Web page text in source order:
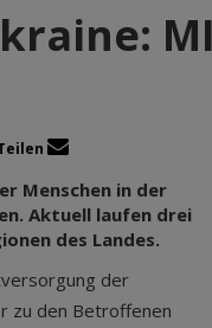
Menschen in der
Aktuell laufen drei
des Landes.
der
zu den Betroffenen